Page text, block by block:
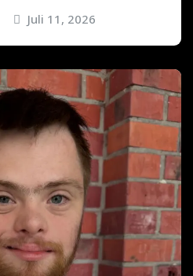
Juli 11, 2026